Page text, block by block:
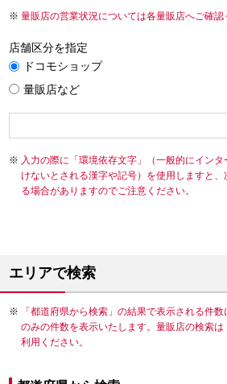
量販店の営業状況については各量販店へご確認
店舗区分を指定
ドコモショップ
量販店など
入力の際に「環境依存文字」（一般的にイン
けないとされる漢字や記号）を使用しますと
る場合がありますのでご注意ください。
エリアで検索
「都道府県から検索」の結果で表示される件
のみの件数を表示いたします。量販店の検索
利用ください。